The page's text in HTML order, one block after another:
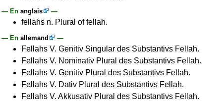
— En anglais —
fellahs n. Plural of fellah.
— En allemand —
Fellahs V. Genitiv Singular des Substantivs Fellah.
Fellahs V. Nominativ Plural des Substantivs Fellah.
Fellahs V. Genitiv Plural des Substantivs Fellah.
Fellahs V. Dativ Plural des Substantivs Fellah.
Fellahs V. Akkusativ Plural des Substantivs Fellah.